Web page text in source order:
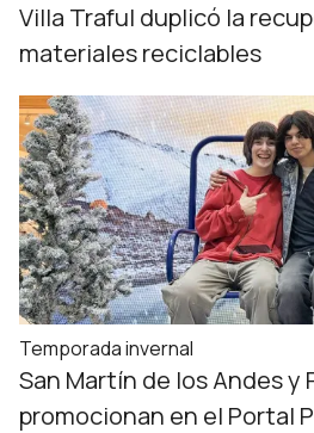
Villa Traful duplicó la
materiales reciclables
Temporada invernal
San Martín de los Andes y
promocionan en el Portal